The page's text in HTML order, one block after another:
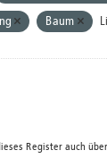
Baum
Register auch